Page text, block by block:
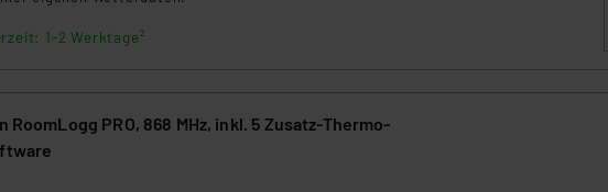
1-2 Werktage²
PRO, 868 MHz, inkl. 5 Zusatz-Thermo-